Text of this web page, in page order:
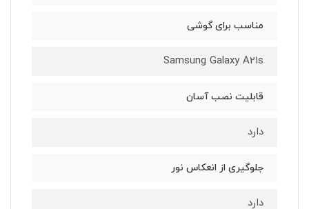
مناسب برای گوشی
Samsung Galaxy A21s
قابلیت نصب آسان
دارد
جلوگیری از انعکاس نور
دارد